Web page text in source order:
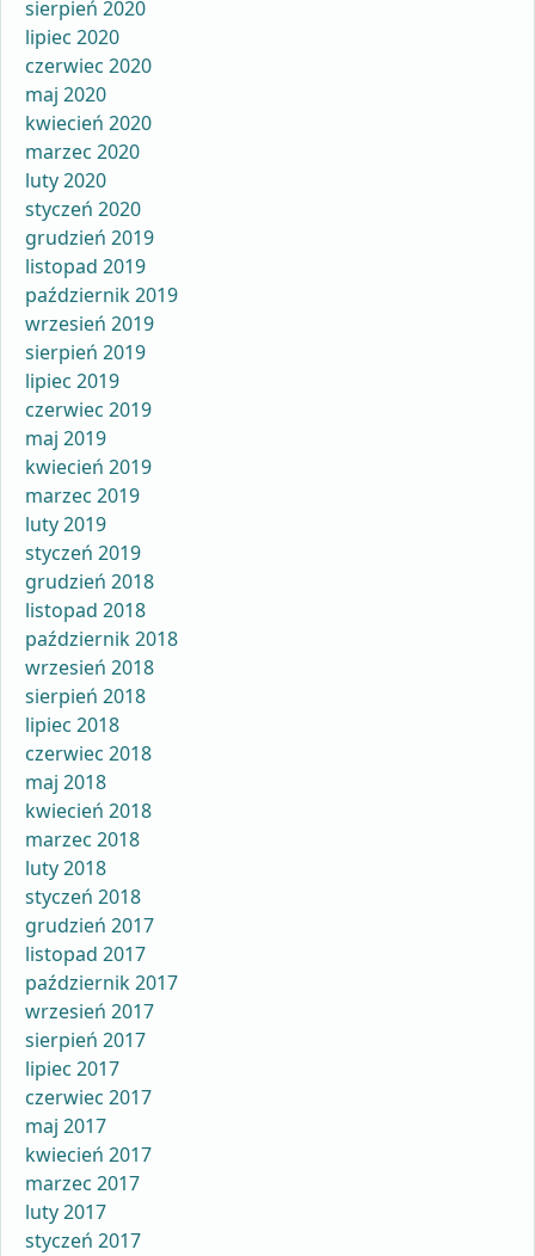
sierpień 2020
lipiec 2020
czerwiec 2020
maj 2020
kwiecień 2020
marzec 2020
luty 2020
styczeń 2020
grudzień 2019
listopad 2019
październik 2019
wrzesień 2019
sierpień 2019
lipiec 2019
czerwiec 2019
maj 2019
kwiecień 2019
marzec 2019
luty 2019
styczeń 2019
grudzień 2018
listopad 2018
październik 2018
wrzesień 2018
sierpień 2018
lipiec 2018
czerwiec 2018
maj 2018
kwiecień 2018
marzec 2018
luty 2018
styczeń 2018
grudzień 2017
listopad 2017
październik 2017
wrzesień 2017
sierpień 2017
lipiec 2017
czerwiec 2017
maj 2017
kwiecień 2017
marzec 2017
luty 2017
styczeń 2017